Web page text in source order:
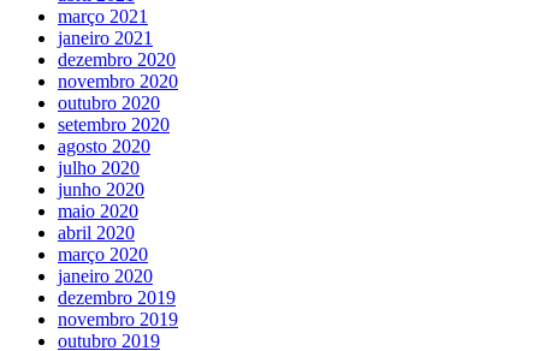
março 2021
janeiro 2021
dezembro 2020
novembro 2020
outubro 2020
setembro 2020
agosto 2020
julho 2020
junho 2020
maio 2020
abril 2020
março 2020
janeiro 2020
dezembro 2019
novembro 2019
outubro 2019